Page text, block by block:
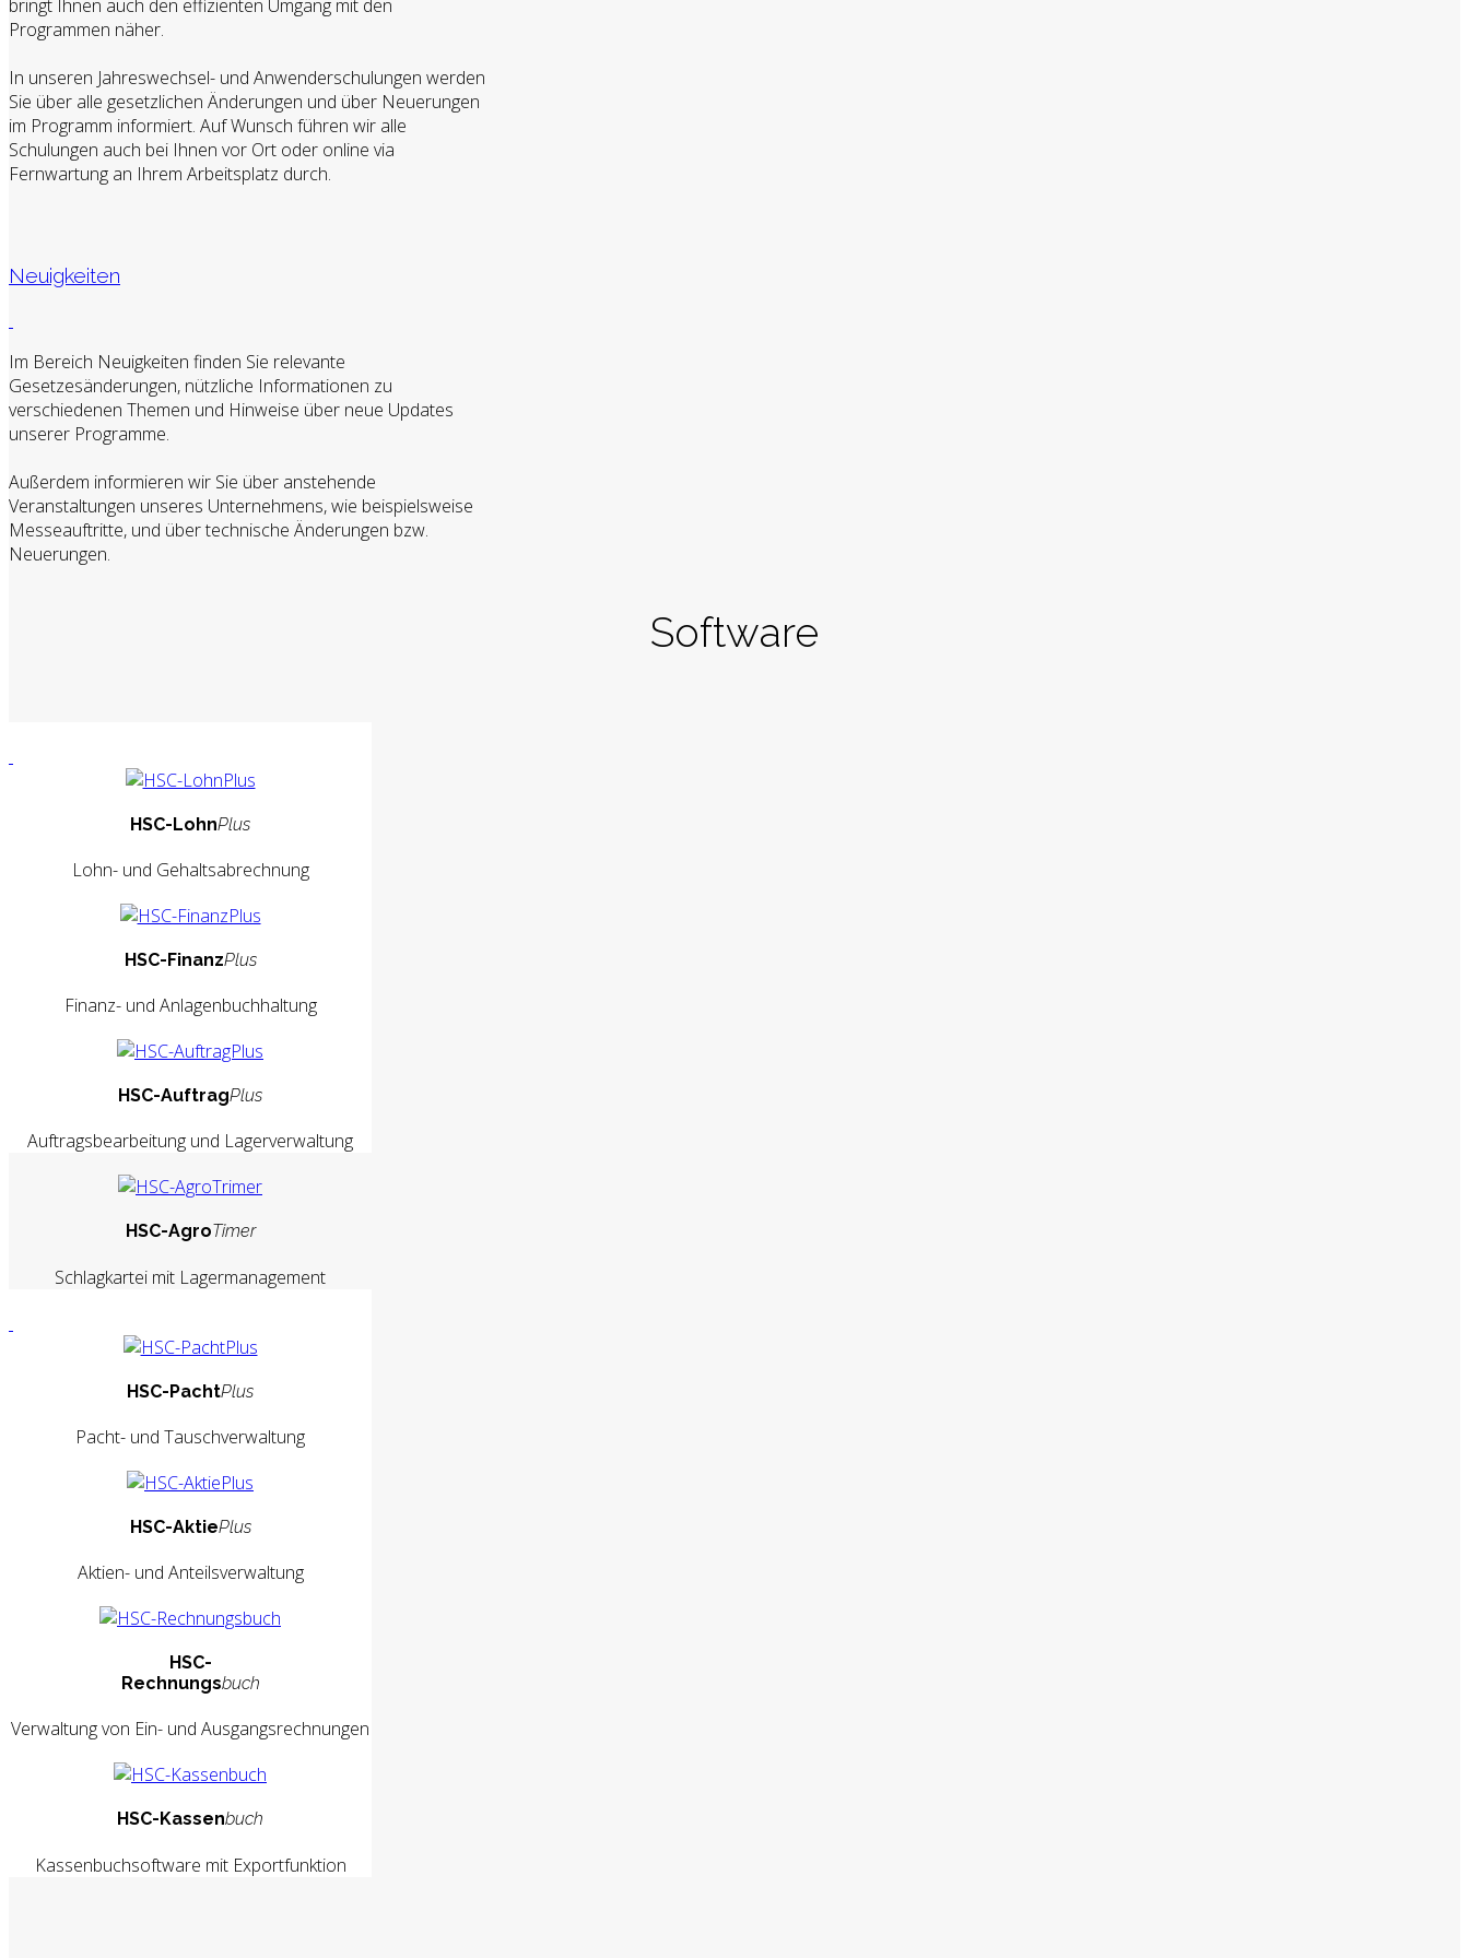
bringt Ihnen auch den effizienten Umgang mit den
Programmen näher.
In unseren Jahreswechsel- und Anwenderschulungen werden
Sie über alle gesetzlichen Änderungen und über Neuerungen
im Programm informiert. Auf Wunsch führen wir alle
Schulungen auch bei Ihnen vor Ort oder online via
Fernwartung an Ihrem Arbeitsplatz durch.
Neuigkeiten
Im Bereich Neuigkeiten finden Sie relevante
Gesetzesänderungen, nützliche Informationen zu
verschiedenen Themen und Hinweise über neue Updates
unserer Programme.
Außerdem informieren wir Sie über anstehende
Veranstaltungen unseres Unternehmens, wie beispielsweise
Messeauftritte, und über technische Änderungen bzw.
Neuerungen.
Software
HSC-LohnPlus
Lohn- und Gehaltsabrechnung
HSC-FinanzPlus
Finanz- und Anlagenbuchhaltung
HSC-AuftragPlus
Auftragsbearbeitung und Lagerverwaltung
HSC-AgroTimer
Schlagkartei mit Lagermanagement
HSC-PachtPlus
Pacht- und Tauschverwaltung
HSC-AktiePlus
Aktien- und Anteilsverwaltung
HSC-
Rechnungsbuch
Verwaltung von Ein- und Ausgangsrechnungen
HSC-Kassenbuch
Kassenbuchsoftware mit Exportfunktion